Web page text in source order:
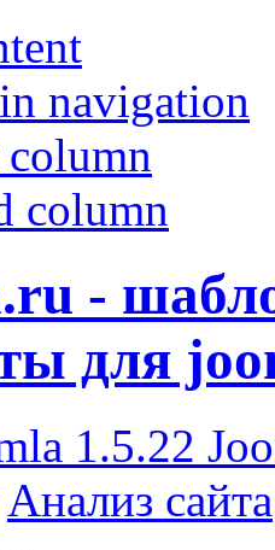
navigation
column
-
для
1.5.22
Анализ сайта